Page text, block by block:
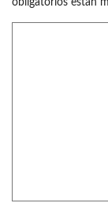
obligatorios están